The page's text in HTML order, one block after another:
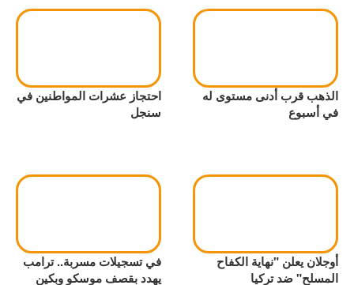
الذهب قرب أدنى مستوى له
في أسبوع
احتجاز عشرات المواطنين في
سنجل
أوجلان يعلن "نهاية الكفاح
المسلح" ضد تركيا
في تسجيلات مسربة.. ترامب
يهدد بقصف موسكو وبكين